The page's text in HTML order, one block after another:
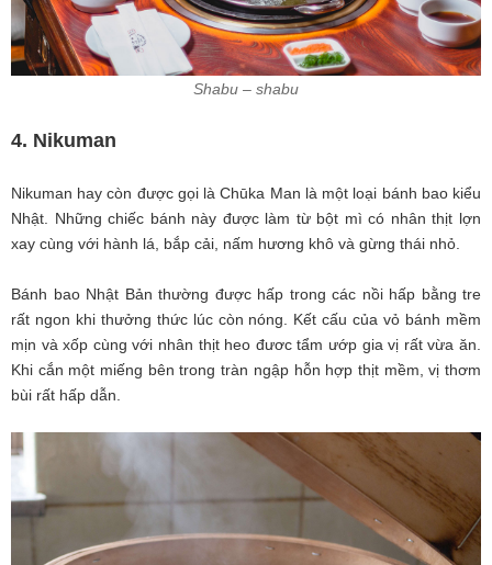
Shabu – shabu
4. Nikuman
Nikuman hay còn được gọi là Chūka Man là một loại bánh bao kiểu
Nhật. Những chiếc bánh này được làm từ bột mì có nhân thịt lợn
xay cùng với hành lá, bắp cải, nấm hương khô và gừng thái nhỏ.
Bánh bao Nhật Bản thường được hấp trong các nồi hấp bằng tre
rất ngon khi thưởng thức lúc còn nóng. Kết cấu của vỏ bánh mềm
mịn và xốp cùng với nhân thịt heo đươc tẩm ướp gia vị rất vừa ăn.
Khi cắn một miếng bên trong tràn ngập hỗn hợp thịt mềm, vị thơm
bùi rất hấp dẫn.